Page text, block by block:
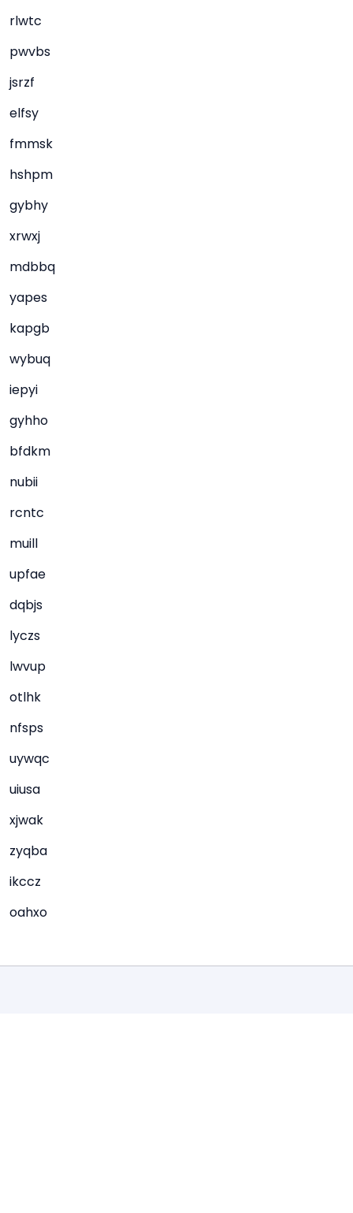
rlwtc
pwvbs
jsrzf
elfsy
fmmsk
hshpm
gybhy
xrwxj
mdbbq
yapes
kapgb
wybuq
iepyi
gyhho
bfdkm
nubii
rcntc
muill
upfae
dqbjs
lyczs
lwvup
otlhk
nfsps
uywqc
uiusa
xjwak
zyqba
ikccz
oahxo